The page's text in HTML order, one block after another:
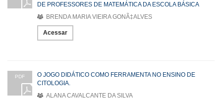
DE PROFESSORES DE MATEMÁTICA DA ESCOLA BÁSICA
BRENDA MARIA VIEIRA GONÃ‡ALVES
Acessar
PDF
O JOGO DIDÁTICO COMO FERRAMENTA NO ENSINO DE
CITOLOGIA.
ALANA CAVALCANTE DA SILVA